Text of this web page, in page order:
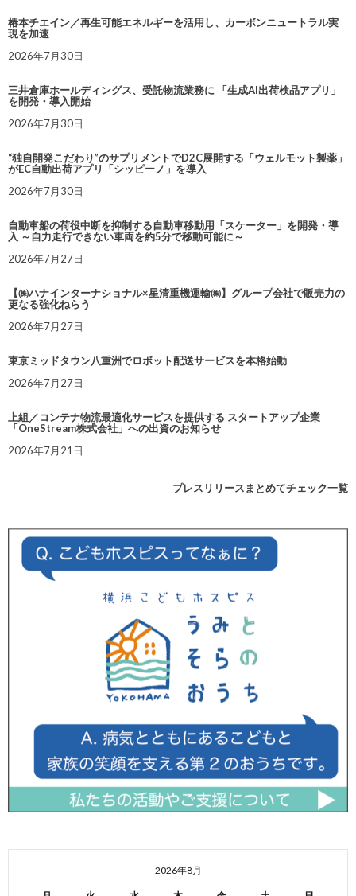
椿本チエイン／再生可能エネルギーを活用し、カーボンニュートラル実
現を加速
2026年7月30日
三井倉庫ホールディングス、受託物流業務に 「生成AI出荷検品アプリ」
を開発・導入開始
2026年7月30日
“独自開発こだわり”のサプリメントでD2C展開する「ウェルモット製薬」
がEC自動出荷アプリ「シッピーノ」を導入
2026年7月30日
自動車船の荷役中断を抑制する自動車移動用「スケーター」を開発・導
入 ～自力走行できない車両を約5分で移動可能に～
2026年7月27日
【㈱ハナインターナショナル×星清重機運輸㈱】グループ会社で販売力の
更なる強化ねらう
2026年7月27日
東京ミッドタウン八重洲でロボット配送サービスを本格始動
2026年7月27日
上組／コンテナ物流最適化サービスを提供する スタートアップ企業
「OneStream株式会社」への出資のお知らせ
2026年7月21日
プレスリリースまとめてチェック一覧
2026年8月